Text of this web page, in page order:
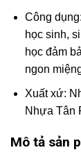
Công
học sinh,
học đảm
ngon
Xuất xứ:
Nhựa Tân
Mô tả sản